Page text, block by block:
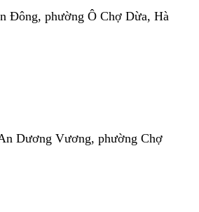
Đông, phường Ô Chợ Dừa, Hà
Dương Vương, phường Chợ